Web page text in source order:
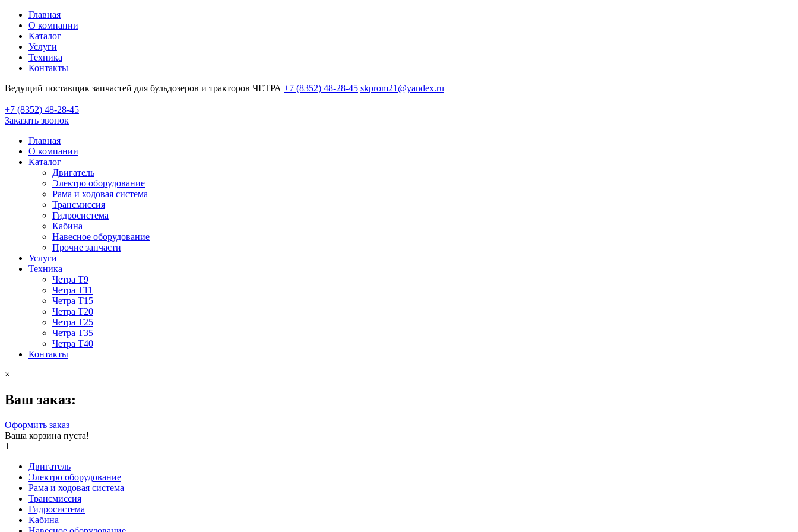
Главная
О компании
Каталог
Услуги
Техника
Контакты
Ведущий поставщик запчастей для бульдозеров и тракторов ЧЕТРА +7 (8352) 48-28-45 skprom21@yandex.ru
+7 (8352) 48-28-45
Заказать звонок
Главная
О компании
Каталог
Двигатель
Электро оборудование
Рама и ходовая система
Трансмиссия
Гидросистема
Кабина
Навесное оборудование
Прочие запчасти
Услуги
Техника
Четра Т9
Четра Т11
Четра Т15
Четра Т20
Четра Т25
Четра Т35
Четра Т40
Контакты
×
Ваш заказ:
Оформить заказ
Ваша корзина пуста!
1
Двигатель
Электро оборудование
Рама и ходовая система
Трансмиссия
Гидросистема
Кабина